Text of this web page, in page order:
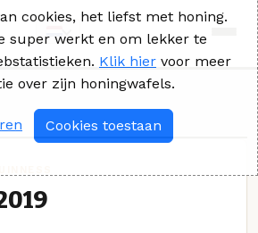
cookies, het liefst met honing.
super werkt en om lekker te
Klik hier voor meer
over zijn honingwafels.
Cookies toestaan